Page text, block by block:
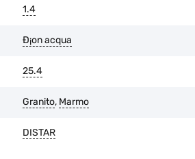
1.4
Ð¡on acqua
25.4
Granito, Marmo
DISTAR